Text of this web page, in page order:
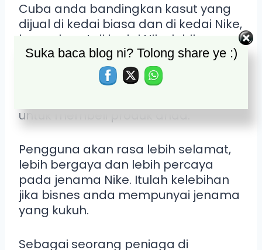
Cuba anda bandingkan kasut yang
dijual di kedai biasa dan di kedai Nike,
harga kasut di kedai Nike lebih
mahal…tapi kenapa ramai orang
lebih suka beli di kedai Nike. Ini kerana
dengan nama jenama sahaja,
untuk membeli produk anda.
Pengguna akan rasa lebih selamat,
lebih bergaya dan lebih percaya
pada jenama Nike. Itulah kelebihan
jika bisnes anda mempunyai jenama
yang kukuh.
Sebagai seorang peniaga di
Suka baca blog ni? Tolong share ye :)